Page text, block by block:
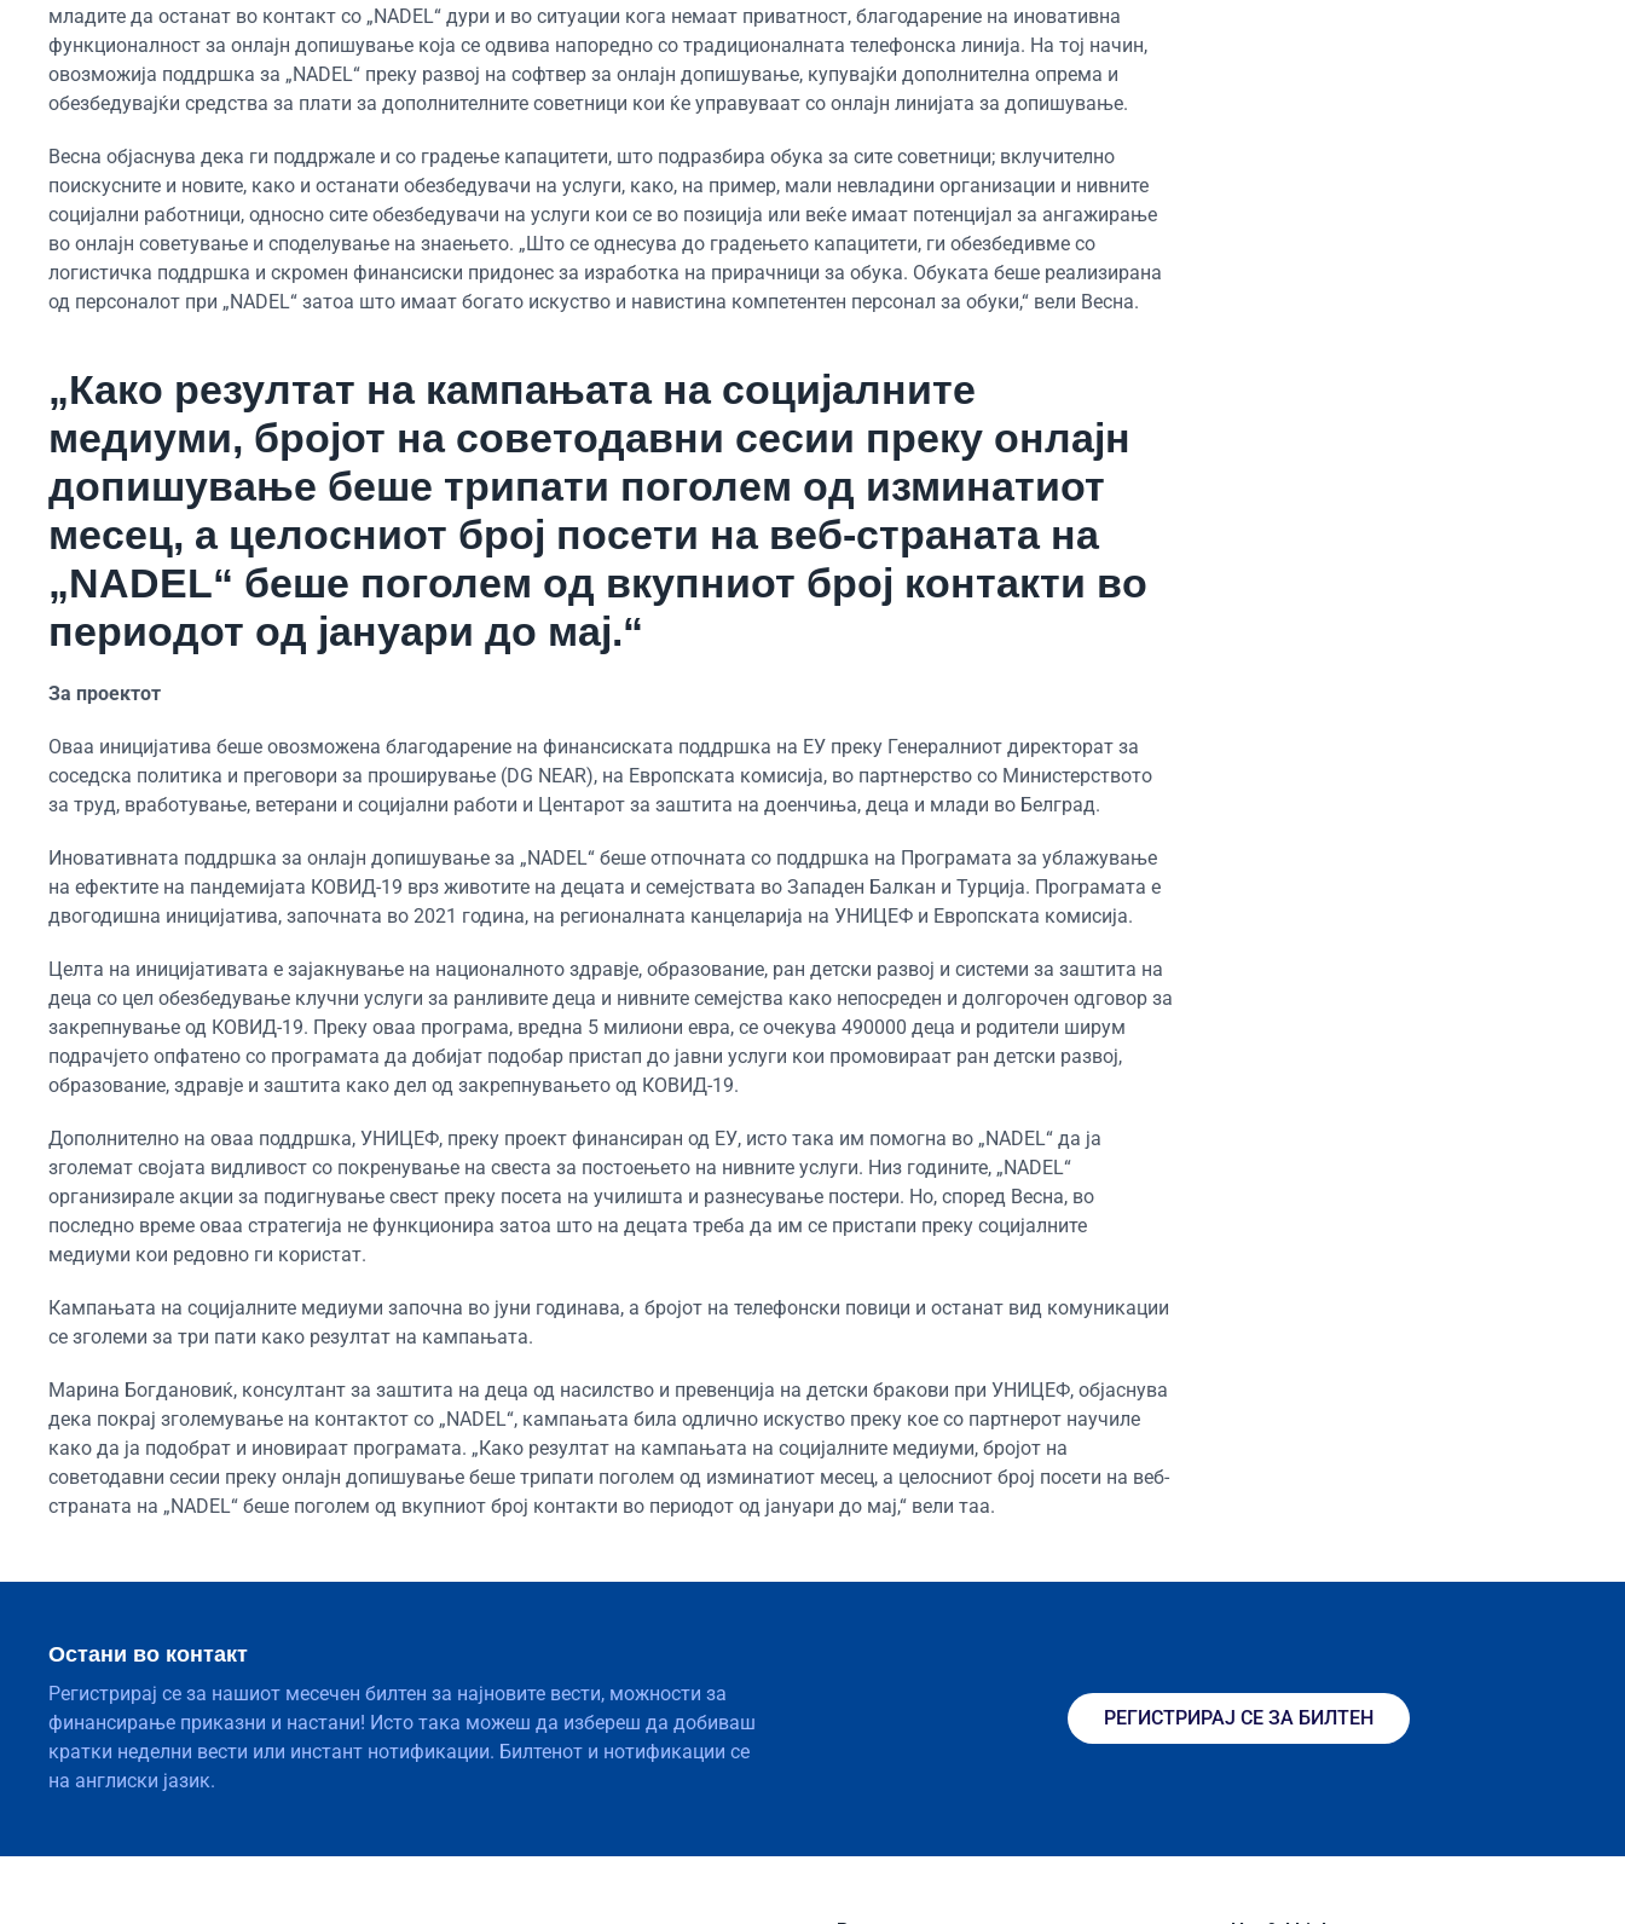
младите да останат во контакт со „NADEL“ дури и во ситуации кога немаат приватност, благодарение на иновативна
функционалност за онлајн допишување која се одвива напоредно со традиционалната телефонска линија. На тој начин,
овозможија поддршка за „NADEL“ преку развој на софтвер за онлајн допишување, купувајќи дополнителна опрема и
обезбедувајќи средства за плати за дополнителните советници кои ќе управуваат со онлајн линијата за допишување.
Весна објаснува дека ги поддржале и со градење капацитети, што подразбира обука за сите советници; вклучително
поискусните и новите, како и останати обезбедувачи на услуги, како, на пример, мали невладини организации и нивните
социјални работници, односно сите обезбедувачи на услуги кои се во позиција или веќе имаат потенцијал за ангажирање
во онлајн советување и споделување на знаењето. „Што се однесува до градењето капацитети, ги обезбедивме со
логистичка поддршка и скромен финансиски придонес за изработка на прирачници за обука. Обуката беше реализирана
од персоналот при „NADEL“ затоа што имаат богато искуство и навистина компетентен персонал за обуки,“ вели Весна.
„Како резултат на кампањата на социјалните
медиуми, бројот на советодавни сесии преку онлајн
допишување беше трипати поголем од изминатиот
месец, а целосниот број посети на веб-страната на
„NADEL“ беше поголем од вкупниот број контакти во
периодот од јануари до мај.“
За проектот
Оваа иницијатива беше овозможена благодарение на финансиската поддршка на ЕУ преку Генералниот директорат за
соседска политика и преговори за проширување (DG NEAR), на Европската комисија, во партнерство со Министерството
за труд, вработување, ветерани и социјални работи и Центарот за заштита на доенчиња, деца и млади во Белград.
Иновативната поддршка за онлајн допишување за „NADEL“ беше отпочната со поддршка на Програмата за ублажување
на ефектите на пандемијата КОВИД-19 врз животите на децата и семејствата во Западен Балкан и Турција. Програмата е
двогодишна иницијатива, започната во 2021 година, на регионалната канцеларија на УНИЦЕФ и Европската комисија.
Целта на иницијативата е зајакнување на националното здравје, образование, ран детски развој и системи за заштита на
деца со цел обезбедување клучни услуги за ранливите деца и нивните семејства како непосреден и долгорочен одговор за
закрепнување од КОВИД-19. Преку оваа програма, вредна 5 милиони евра, се очекува 490000 деца и родители ширум
подрачјето опфатено со програмата да добијат подобар пристап до јавни услуги кои промовираат ран детски развој,
образование, здравје и заштита како дел од закрепнувањето од КОВИД-19.
Дополнително на оваа поддршка, УНИЦЕФ, преку проект финансиран од ЕУ, исто така им помогна во „NADEL“ да ја
зголемат својата видливост со покренување на свеста за постоењето на нивните услуги. Низ годините, „NADEL“
организирале акции за подигнување свест преку посета на училишта и разнесување постери. Но, според Весна, во
последно време оваа стратегија не функционира затоа што на децата треба да им се пристапи преку социјалните
медиуми кои редовно ги користат.
Кампањата на социјалните медиуми започна во јуни годинава, а бројот на телефонски повици и останат вид комуникации
се зголеми за три пати како резултат на кампањата.
Марина Богдановиќ, консултант за заштита на деца од насилство и превенција на детски бракови при УНИЦЕФ, објаснува
дека покрај зголемување на контактот со „NADEL“, кампањата била одлично искуство преку кое со партнерот научиле
како да ја подобрат и иновираат програмата. „Како резултат на кампањата на социјалните медиуми, бројот на
советодавни сесии преку онлајн допишување беше трипати поголем од изминатиот месец, а целосниот број посети на веб-
страната на „NADEL“ беше поголем од вкупниот број контакти во периодот од јануари до мај,“ вели таа.
Остани во контакт
Регистрирај се за нашиот месечен билтен за најновите вести, можности за
финансирање приказни и настани! Исто така можеш да избереш да добиваш
кратки неделни вести или инстант нотификации. Билтенот и нотификации се
на англиски јазик.
РЕГИСТРИРАЈ СЕ ЗА БИЛТЕН